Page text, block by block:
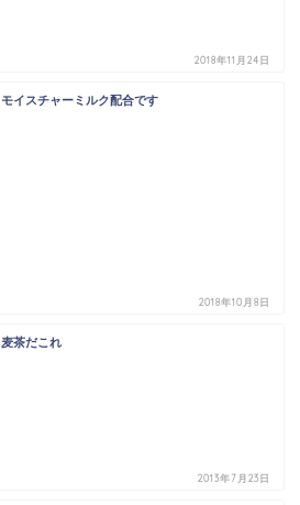
2018年11月24日
モイスチャーミルク配合です
2018年10月8日
麦茶だこれ
2013年7月23日